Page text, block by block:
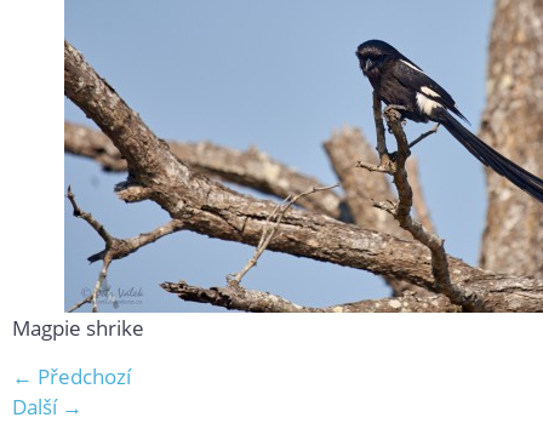
Magpie shrike
← Předchozí
Další →